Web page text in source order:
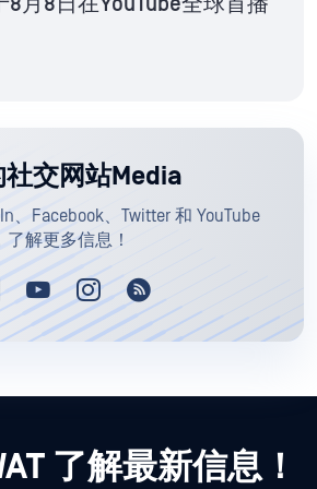
交网站Media
、Facebook、Twitter 和 YouTube
了解更多信息！
了解最新信息！